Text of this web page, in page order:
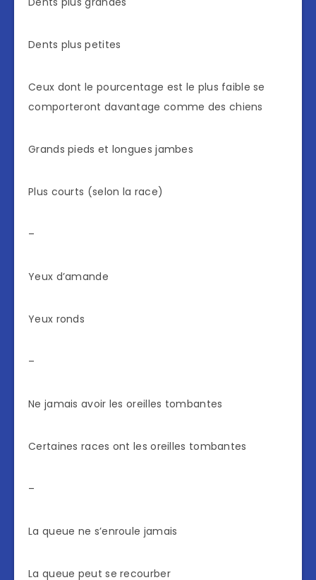
Dents plus petites
Ceux dont le pourcentage est le plus faible se
comporteront davantage comme des chiens
Grands pieds et longues jambes
Plus courts (selon la race)
–
Yeux d’amande
Yeux ronds
–
Ne jamais avoir les oreilles tombantes
Certaines races ont les oreilles tombantes
–
La queue ne s’enroule jamais
La queue peut se recourber